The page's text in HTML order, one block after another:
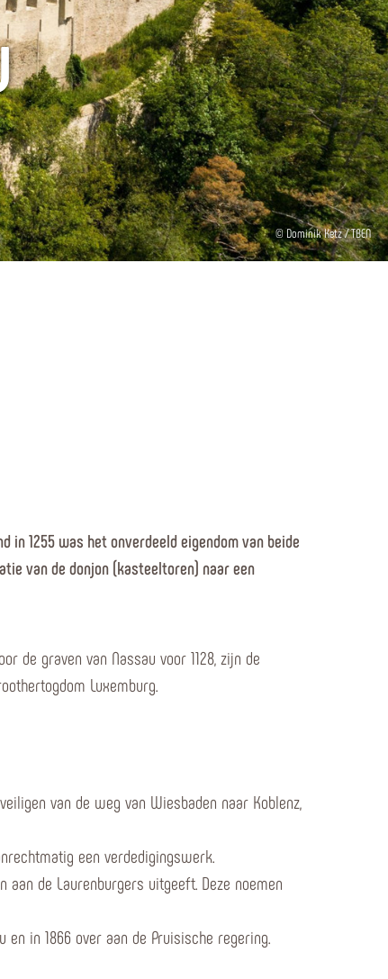
© Dominik Ketz / TBEN
in 1255 was het onverdeeld eigendom van beide
van de donjon (kasteeltoren) naar een
de graven van Nassau voor 1128, zijn de
Luxemburg.
van de weg van Wiesbaden naar Koblenz,
een verdedigingswerk.
de Laurenburgers uitgeeft. Deze noemen
in 1866 over aan de Pruisische regering.